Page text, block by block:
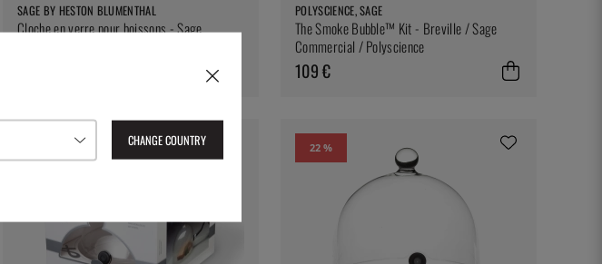
SAGE BY HESTON BLUMENTHAL
Cloche en verre pour boissons - Sage
POLYSCIENCE, SAGE
The Smoke Bubble™ Kit - Breville / Sage
Commercial / Polyscience
109 €
22 %
CHANGE COUNTRY